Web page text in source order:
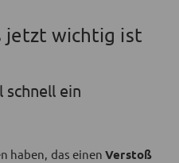
jetzt wichtig ist
schnell ein
haben, das einenVerstoß